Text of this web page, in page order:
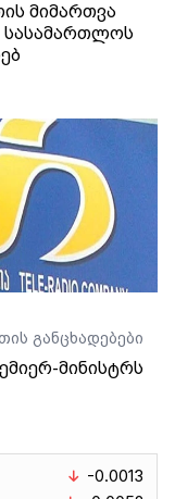
მიმართვა
სასამართლოს
განცხადებები
მინისტრს
-0.0013